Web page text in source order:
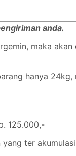
anda.
maka
hanya
125.000,-
ter